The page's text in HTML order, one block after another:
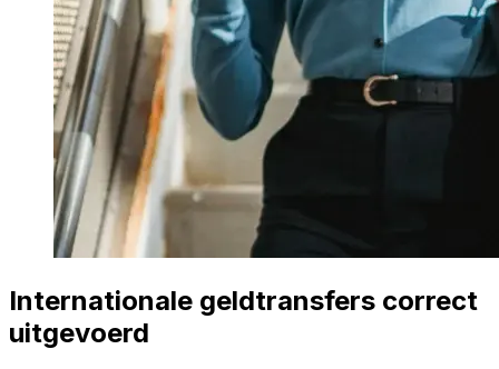
Internationale geldtransfers correct
uitgevoerd